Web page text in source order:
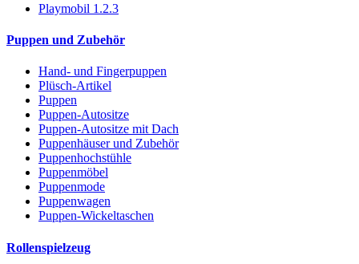
Playmobil 1.2.3
Puppen und Zubehör
Hand- und Fingerpuppen
Plüsch-Artikel
Puppen
Puppen-Autositze
Puppen-Autositze mit Dach
Puppenhäuser und Zubehör
Puppenhochstühle
Puppenmöbel
Puppenmode
Puppenwagen
Puppen-Wickeltaschen
Rollenspielzeug